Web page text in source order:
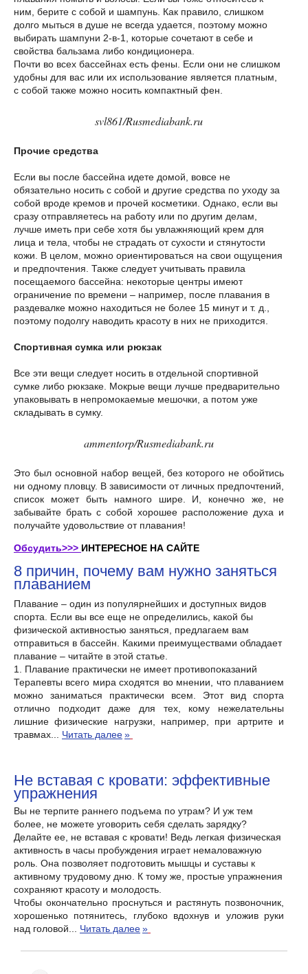
ним, берите с собой и шампунь. Как правило, слишком
долго мыться в душе не всегда удается, поэтому можно
выбирать шампуни 2-в-1, которые сочетают в себе и
свойства бальзама либо кондиционера.
Почти во всех бассейнах есть фены. Если они не слишком
удобны для вас или их использование является платным,
с собой также можно носить компактный фен.
svl861/Rusmediabank.ru
Прочие средства
Если вы после бассейна идете домой, вовсе не
обязательно носить с собой и другие средства по уходу за
собой вроде кремов и прочей косметики. Однако, если вы
сразу отправляетесь на работу или по другим делам,
лучше иметь при себе хотя бы увлажняющий крем для
лица и тела, чтобы не страдать от сухости и стянутости
кожи. В целом, можно ориентироваться на свои ощущения
и предпочтения. Также следует учитывать правила
посещаемого бассейна: некоторые центры имеют
ограничение по времени – например, после плавания в
раздевалке можно находиться не более 15 минут и т. д.,
поэтому подолгу наводить красоту в них не приходится.
Спортивная сумка или рюкзак
Все эти вещи следует носить в отдельной спортивной
сумке либо рюкзаке. Мокрые вещи лучше предварительно
упаковывать в непромокаемые мешочки, а потом уже
складывать в сумку.
ammentorp/Rusmediabank.ru
Это был основной набор вещей, без которого не обойтись
ни одному пловцу. В зависимости от личных предпочтений,
список может быть намного шире. И, конечно же, не
забывайте брать с собой хорошее расположение духа и
получайте удовольствие от плавания!
Обсудить>>> ИНТЕРЕСНОЕ НА САЙТЕ
8 причин, почему вам нужно заняться
плаванием
Плавание – один из популярнейших и доступных видов
спорта. Если вы все еще не определились, какой бы
физической активностью заняться, предлагаем вам
отправиться в бассейн. Какими преимуществами обладает
плавание – читайте в этой статье.
1. Плавание практически не имеет противопоказаний
Терапевты всего мира сходятся во мнении, что плаванием
можно заниматься практически всем. Этот вид спорта
отлично подходит даже для тех, кому нежелательны
лишние физические нагрузки, например, при артрите и
травмах...
Читать далее»
Не вставая с кровати: эффективные
упражнения
Вы не терпите раннего подъема по утрам? И уж тем
более, не можете уговорить себя сделать зарядку?
Делайте ее, не вставая с кровати! Ведь легкая физическая
активность в часы пробуждения играет немаловажную
роль. Она позволяет подготовить мышцы и суставы к
активному трудовому дню. К тому же, простые упражнения
сохраняют красоту и молодость.
Чтобы окончательно проснуться и растянуть позвоночник,
хорошенько потянитесь, глубоко вдохнув и уложив руки
над головой...
Читать далее»